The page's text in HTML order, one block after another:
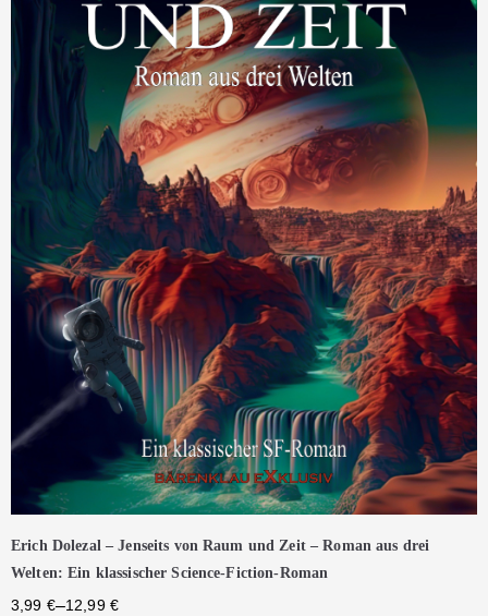
Erich Dolezal – Jenseits von Raum und Zeit – Roman aus drei
Welten: Ein klassischer Science-Fiction-Roman
3,99 €–12,99 €